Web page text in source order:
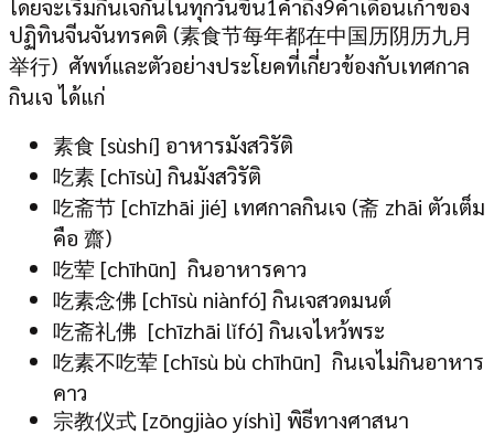
โดยจะเริ่มกินเจกันในทุกวันขึ้น1ค่ำถึง9ค่ำเดือนเก้าของ
ปฏิทินจีนจันทรคติ (素食节每年都在中国历阴历九月
举行) ศัพท์และตัวอย่างประโยคที่เกี่ยวข้องกับเทศกาล
กินเจ ได้แก่
素食 [sùshí] อาหารมังสวิรัติ
吃素 [chīsù] กินมังสวิรัติ
吃斋节 [chīzhāi jié] เทศกาลกินเจ (斋 zhāi ตัวเต็ม
คือ 齋)
吃荤 [chīhūn] กินอาหารคาว
吃素念佛 [chīsù niànfó] กินเจสวดมนต์
吃斋礼佛 [chīzhāi lǐfó] กินเจไหว้พระ
吃素不吃荤 [chīsù bù chīhūn] กินเจไม่กินอาหาร
คาว
宗教仪式 [zōngjiào yíshì] พิธีทางศาสนา